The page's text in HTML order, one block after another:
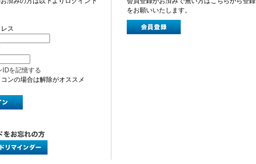
ス
IDを記憶する
ンの場合は解除がオススメ
をお願いいたします。